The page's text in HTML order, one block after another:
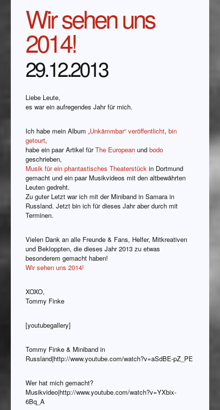
Wir sehen uns
2014!
29.12.2013
Liebe Leute,
es war ein aufregendes Jahr für mich.
Ich habe mein Album„Unkämmbar“ veröffentlicht,bin
getourt,
habe ein paar Artikel fürThe European undbodo
geschrieben,
Musik für ein phantastisches Theaterstück in Dortmund
gemacht und ein paar Musikvideos mit den altbewährten
Leuten gedreht.
Zu guter Letzt war ich mit der Miniband in Samara in
Russland. Jetzt bin ich für dieses Jahr aber durch mit
Terminen.
Vielen Dank an alle Freunde & Fans, Helfer, Mitkreativen
und Bekloppten, die dieses Jahr 2013 zu etwas
besonderem gemacht haben!
Wir sehen uns 2014!
XOXO,
Tommy Finke
[youtubegallery]
Tommy Finke & Miniband in
Russland|http://www.youtube.com/watch?v=aSdBE-pZ_PE
Wer hat mich gemacht?
Musikvideo|http://www.youtube.com/watch?v=YXbix-
6Bq_A